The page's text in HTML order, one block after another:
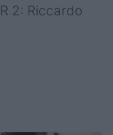
2: Riccardo